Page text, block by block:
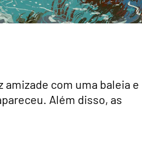
com uma baleia e
Além disso, as